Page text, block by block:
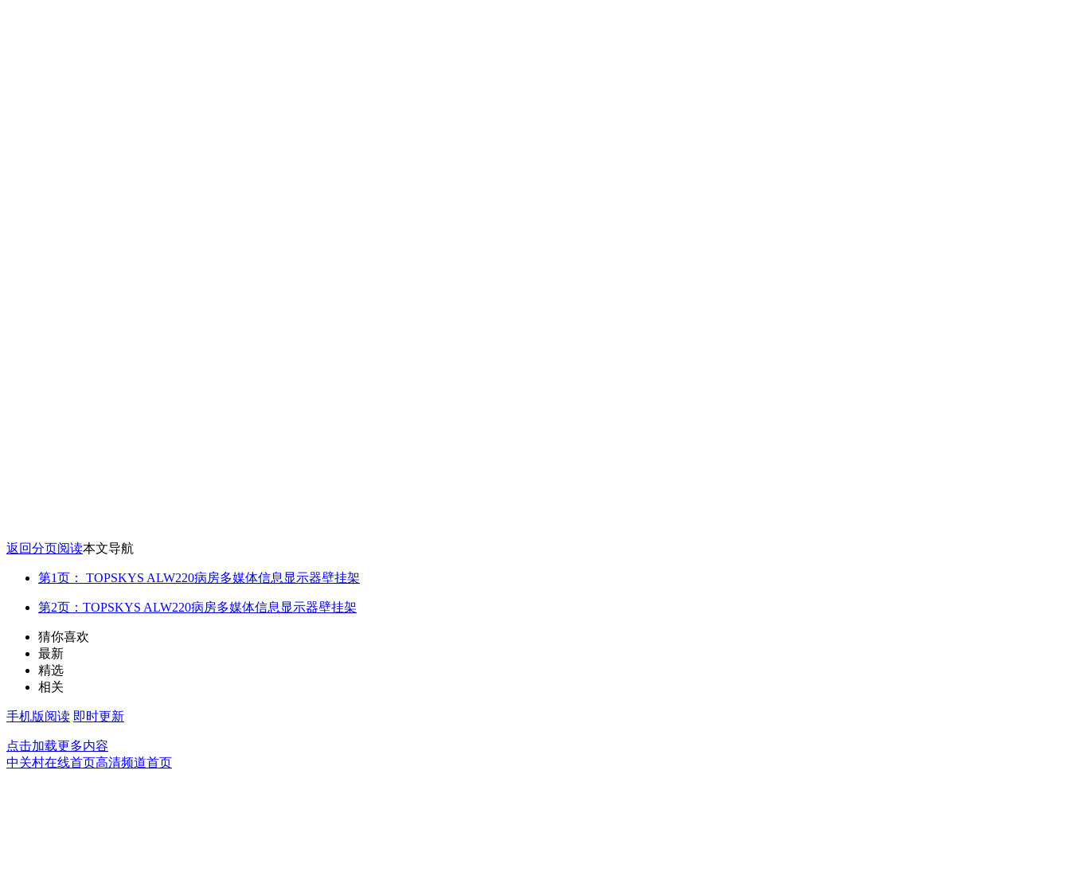
返回分页阅读本文导航
第1页： TOPSKYS ALW220病房多媒体信息显示器壁挂架
第2页：TOPSKYS ALW220病房多媒体信息显示器壁挂架
猜你喜欢
最新
精选
相关
手机版阅读 即时更新
点击加载更多内容
中关村在线首页高清频道首页